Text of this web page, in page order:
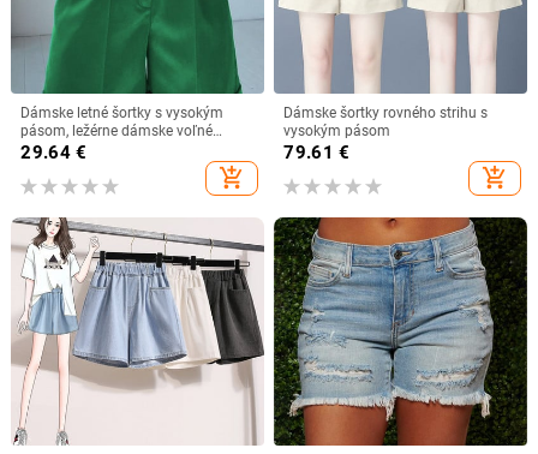
Dámske letné šortky s vysokým
pásom, ležérne dámske voľné
šortky na zips, jednofarebné,
pouličné oblečenie, športové,
módne šortky
29.64€
add_shopping_cart
Dámske šortky rovného strihu s
vysokým pásom
79.61 €
add_shopping_cart